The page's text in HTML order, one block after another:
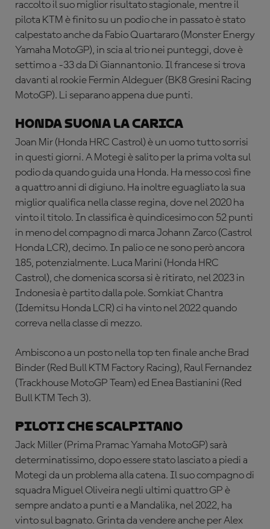
raccolto il suo miglior risultato stagionale, mentre il
pilota KTM è finito su un podio che in passato è stato
calpestato anche da Fabio Quartararo (Monster Energy
Yamaha MotoGP), in scia al trio nei punteggi, dove è
settimo a -33 da Di Giannantonio. Il francese si trova
davanti al rookie Fermin Aldeguer (BK8 Gresini Racing
MotoGP). Li separano appena due punti.
Honda suona la carica
Joan Mir (Honda HRC Castrol) è un uomo tutto sorrisi
in questi giorni. A Motegi è salito per la prima volta sul
podio da quando guida una Honda. Ha messo così fine
a quattro anni di digiuno. Ha inoltre eguagliato la sua
miglior qualifica nella classe regina, dove nel 2020 ha
vinto il titolo. In classifica è quindicesimo con 52 punti
in meno del compagno di marca Johann Zarco (Castrol
Honda LCR), decimo. In palio ce ne sono però ancora
185, potenzialmente. Luca Marini (Honda HRC
Castrol), che domenica scorsa si è ritirato, nel 2023 in
Indonesia è partito dalla pole. Somkiat Chantra
(Idemitsu Honda LCR) ci ha vinto nel 2022 quando
correva nella classe di mezzo.
Ambiscono a un posto nella top ten finale anche Brad
Binder (Red Bull KTM Factory Racing), Raul Fernandez
(Trackhouse MotoGP Team) ed Enea Bastianini (Red
Bull KTM Tech 3).
Piloti che scalpitano
Jack Miller (Prima Pramac Yamaha MotoGP) sarà
determinatissimo, dopo essere stato lasciato a piedi a
Motegi da un problema alla catena. Il suo compagno di
squadra Miguel Oliveira negli ultimi quattro GP è
sempre andato a punti e a Mandalika, nel 2022, ha
vinto sul bagnato. Grinta da vendere anche per Alex